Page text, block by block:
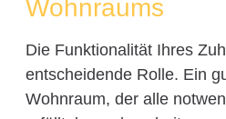
Wohnraums
Die Funktionalität Ihres
entscheidende Rolle. Ein
Wohnraum, der alle